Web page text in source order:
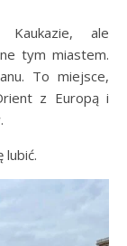
Kaukazie, ale
tym miastem.
To miejsce,
z Europą i